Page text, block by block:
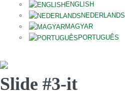
ENGLISH
NEDERLANDS
MAGYAR
PORTUGUÊS
Slide #3-it